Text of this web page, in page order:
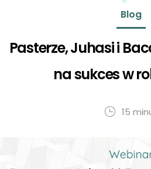
Blog
Pasterze, Juhasi i
na sukces w
15